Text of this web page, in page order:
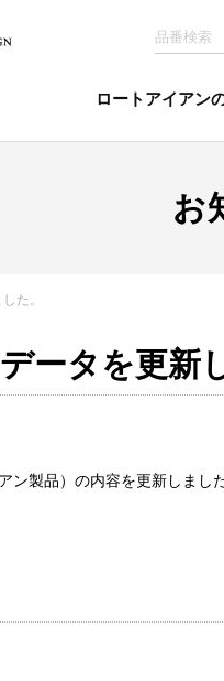
ロートアイアン
お
た。
ータを更新
製品）の内容を更新しました